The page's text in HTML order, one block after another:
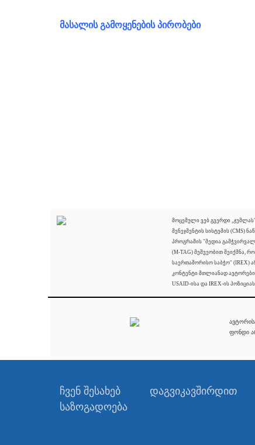
მასალის გამოყენების პირობები
მოცემული ვებ გვერდი
მენეჯმენტის სისტემის (CMS)
პროგრამის "მედია
(M-TAG) მეშვეობით შეიქმნა,
საერთაშორისო საბჭო" (IREX)
კონტენტი მთლიანად
USAID-ისა და IREX-ის
ფონდი
ჩვენ შესახებ
დაგვიკავშირდით
საზოგადოება